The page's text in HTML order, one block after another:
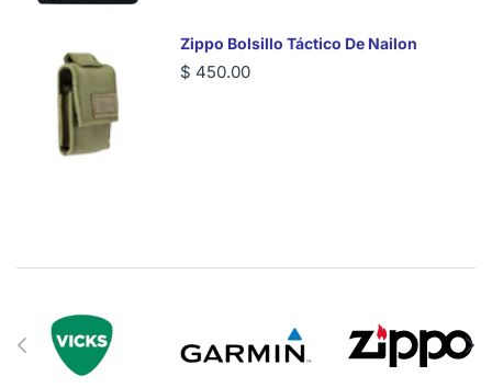
Zippo Bolsillo Táctico De Nailon
$ 450.00